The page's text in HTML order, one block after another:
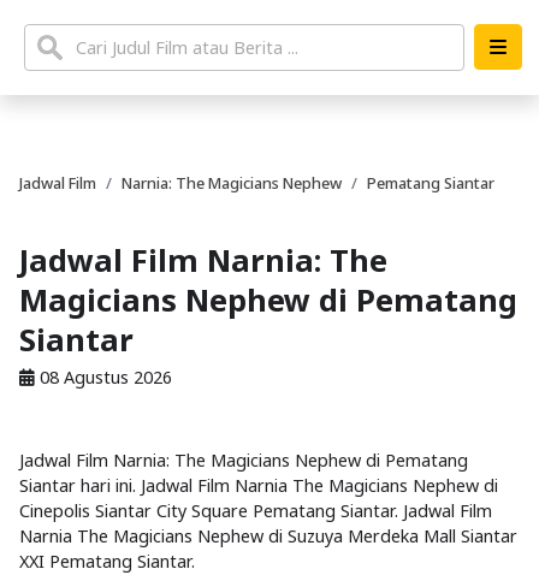
Jadwal Film Narnia: The Magicians Nephew Pematang Siantar
Jadwal Film Narnia: The
Magicians Nephew di Pematang
Siantar
08 Agustus 2026
Jadwal Film Narnia: The Magicians Nephew di Pematang
Siantar hari ini. Jadwal Film Narnia The Magicians Nephew di
Cinepolis Siantar City Square Pematang Siantar. Jadwal Film
Narnia The Magicians Nephew di Suzuya Merdeka Mall Siantar
XXI Pematang Siantar.